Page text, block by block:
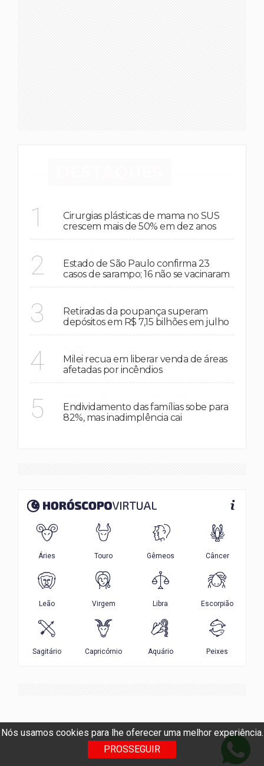
Nós usamos cookies para lhe oferecer uma melhor experiência.
PROSSEGUIR
1
Cirurgias plásticas de mama no SUS
crescem mais de 50% em dez anos
2
Estado de São Paulo confirma 23
casos de sarampo; 16 não se vacinaram
3
Retiradas da poupança superam
depósitos em R$ 7,15 bilhões em julho
4
Milei recua em liberar venda de áreas
afetadas por incêndios
5
Endividamento das famílias sobe para
82%, mas inadimplência cai